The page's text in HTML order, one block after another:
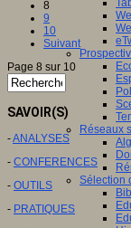
Réseaux
Sélection
8
9
10
Suivant
Page 8 sur 10
SAVOIR(S)
-ANALYSES
- CONFERENCES
- OUTILS
- PRATIQUES